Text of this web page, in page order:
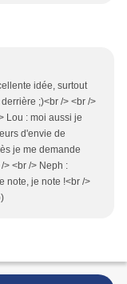
idée, surtout
;)<br /> <br />
Lou : moi aussi je
d'envie de
je me demande
> <br /> Neph :
note, je note !<br />